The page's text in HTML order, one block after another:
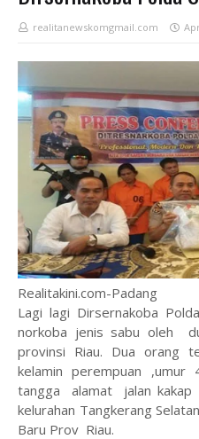
realitanewskomgmail.com
Realitakini.com-Padang
Lagi lagi Dirsernakoba
norkoba jenis sabu oleh
provinsi Riau. Dua orang
kelamin perempuan
tangga alamat jalan kakap
kelurahan Tangkerang
Baru Prov Riau.